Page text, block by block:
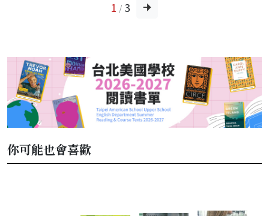
1 / 3
你可能也會喜歡